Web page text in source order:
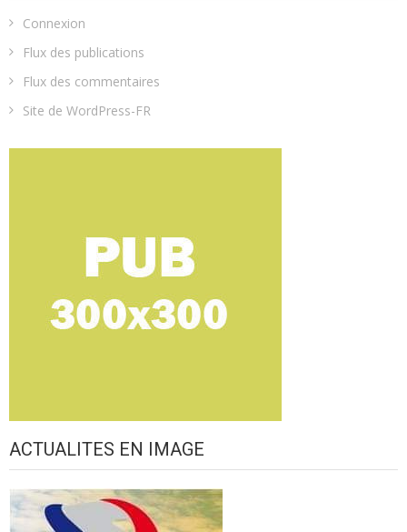
Connexion
Flux des publications
Flux des commentaires
Site de WordPress-FR
ACTUALITES EN IMAGE